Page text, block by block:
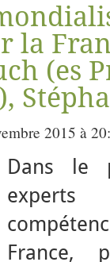
(es
2015 à
Dans le
France,